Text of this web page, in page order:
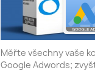
Měřte všechny vaše
Google Adwords;